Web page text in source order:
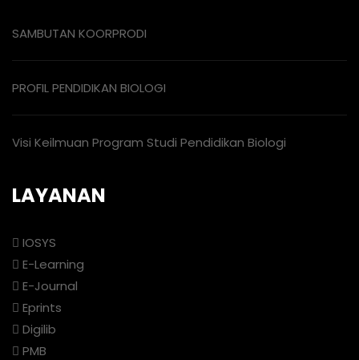
SAMBUTAN KOORPRODI
PROFIL PENDIDIKAN BIOLOGI
Visi Keilmuan Program Studi Pendidikan Biologi
LAYANAN
IOSYS
E-Learning
E-Journal
Eprints
Digilib
PMB